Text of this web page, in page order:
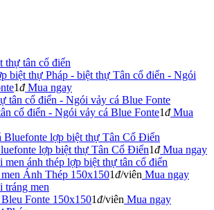
biệt thự Pháp - biệt thự Tân cổ điển - Ngói
1đMua ngay
cổ điển - Ngói vảy cá Blue Fonte1đMua
lợp biệt thự Tân Cổ Điển1đMua ngay
Ánh Thép 150x1501đ/viên Mua ngay
Fonte 150x1501đ/viên Mua ngay